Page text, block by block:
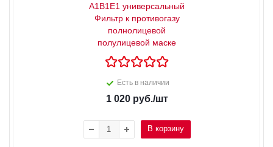
A1B1E1 универсальный
Фильтр к противогазу
полнолицевой
полулицевой маске
Есть в наличии
1 020руб./шт
В корзину